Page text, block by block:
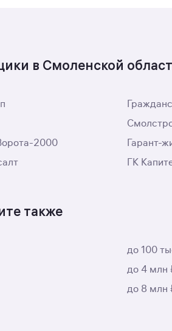
в Смоленской
2000
Гарант-
ГК
также
до 100
до 4 млн
до 8 млн